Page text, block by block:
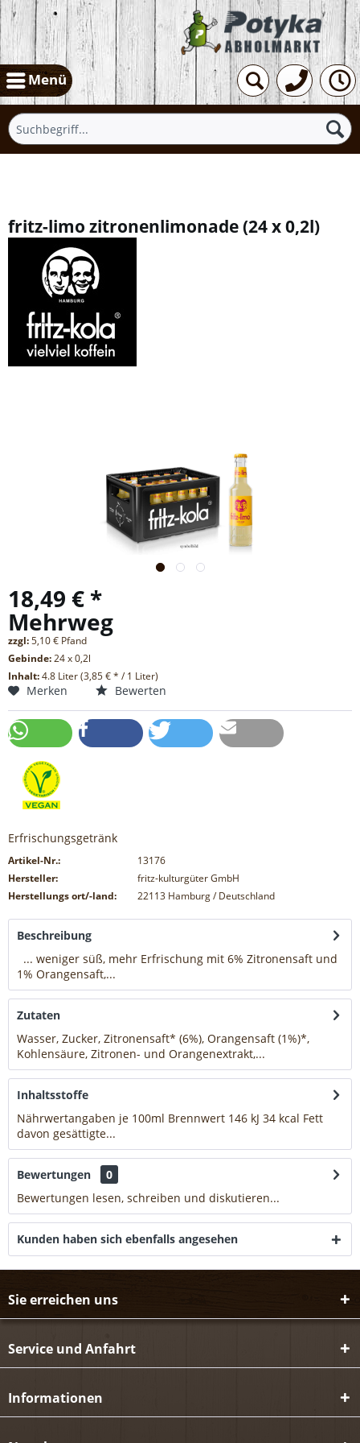
Menü
fritz-limo zitronenlimonade(24 x 0,2l)
18,49 € *
Mehrweg
zzgl:5,10 € Pfand
Gebinde:24 x 0,2l
Inhalt:4.8 Liter (3,85 € * / 1 Liter)
Merken Bewerten
Erfrischungsgetränk
Artikel-Nr.:
13176
Hersteller:
fritz-kulturgüter GmbH
Herstellungs ort/-land:
22113 Hamburg / Deutschland
Beschreibung
... weniger süß, mehr Erfrischung mit 6% Zitronensaft und
1% Orangensaft,...
Zutaten
Wasser, Zucker, Zitronensaft* (6%), Orangensaft (1%)*,
Kohlensäure, Zitronen- und Orangenextrakt,...
Inhaltsstoffe
Nährwertangaben je 100ml Brennwert 146 kJ 34 kcal Fett
davon gesättigte...
Bewertungen
0
Bewertungen lesen, schreiben und diskutieren...
Kunden haben sich ebenfalls angesehen
Sie erreichen uns
Service und Anfahrt
Informationen